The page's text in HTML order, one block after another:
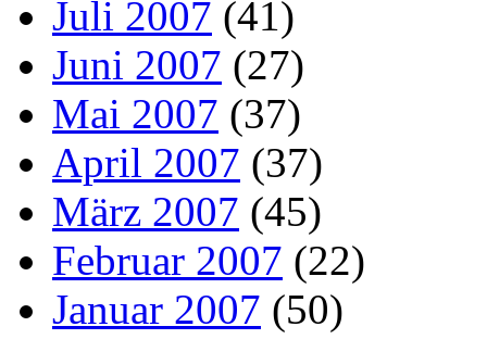
Juli 2007 (41)
Juni 2007 (27)
Mai 2007 (37)
April 2007 (37)
März 2007 (45)
Februar 2007 (22)
Januar 2007 (50)